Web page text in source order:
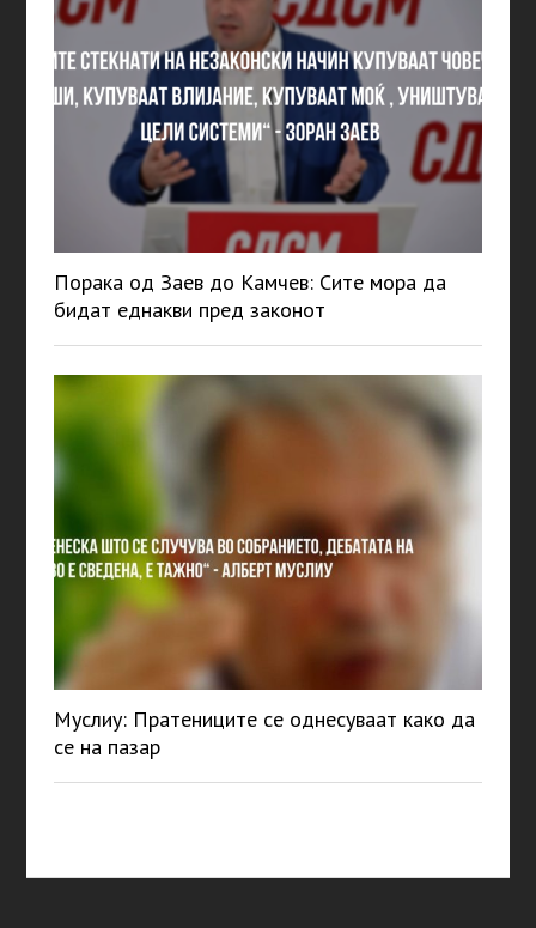
Порака од Заев до Камчев: Сите мора да
бидат еднакви пред законот
Муслиу: Пратениците се однесуваат како да
се на пазар